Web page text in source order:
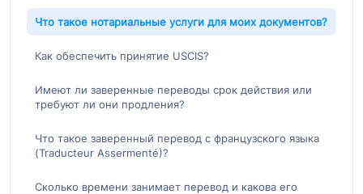
Что такое нотариальные услуги для моих документов?
Как обеспечить принятие USCIS?
Имеют ли заверенные переводы срок действия или
требуют ли они продления?
Что такое заверенный перевод с французского языка
(Traducteur Assermenté)?
Сколько времени занимает перевод и какова его